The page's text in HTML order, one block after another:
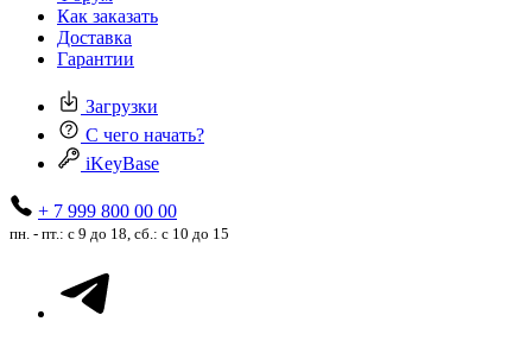
Как заказать
Доставка
Гарантии
Загрузки
С чего начать?
iKeyBase
+ 7 999 800 00 00
пн. - пт.: с 9 до 18, сб.: с 10 до 15